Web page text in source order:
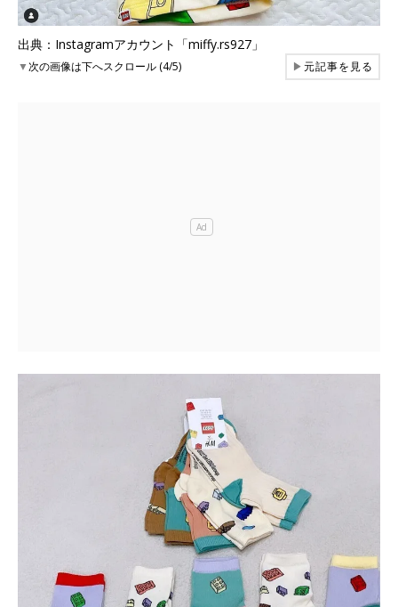
出典：Instagramアカウント「miffy.rs927」
▼次の画像は下へスクロール (4/5) ▶元記事を見る